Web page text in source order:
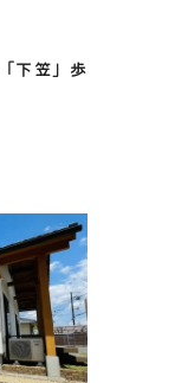
下笠」歩